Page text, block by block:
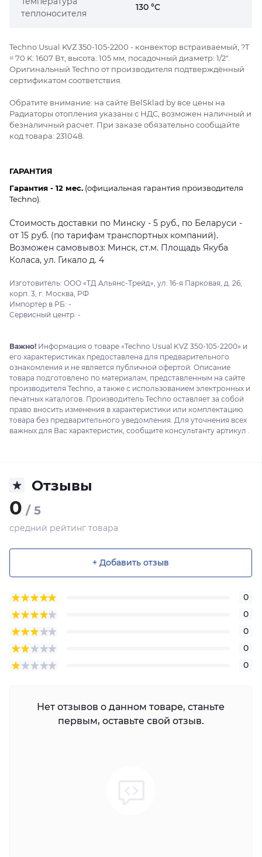
теплоносителя
130 °C
Techno Usual KVZ 350-105-2200 - конвектор встраиваемый, ?Т
= 70 K: 1607 Вт, высота: 105 мм, посадочный диаметр: 1/2".
Оригинальный Techno от производителя подтверждённый
сертификатом соответствия.
Обратите внимание: на сайте BelSklad.by все цены на
Радиаторы отопления указаны с НДС, возможен наличный и
безналичный расчет. При заказе обязательно сообщайте
код товара: 231048.
ГАРАНТИЯ
Гарантия - 12 мес. (официальная гарантия производителя
Techno).
Стоимость доставки по Минску - 5 руб., по Беларуси -
от 15 руб. (по тарифам транспортных компаний).
Возможен самовывоз: Минск, ст.м. Площадь Якуба
Коласа, ул. Гикало д. 4
Изготовитель: ООО «ТД Альянс-Трейд», ул. 16-я Парковая, д. 26,
корп. 3, г. Москва, РФ
Импортер в РБ: -
Сервисный центр: -
Важно! Информация о товаре «Techno Usual KVZ 350-105-2200» и
его характеристиках предоставлена для предварительного
ознакомления и не является публичной офертой. Описание
товара подготовлено по материалам, представленным на сайте
производителя Techno, а также с использованием электронных и
печатных каталогов. Производитель Techno оставляет за собой
право вносить изменения в характеристики или комплектацию
товара без предварительного уведомления. Для уточнения всех
важных для Вас характеристик, сообщите консультанту артикул .
Отзывы
0 / 5
средний рейтинг товара
+ Добавить отзыв
0
0
0
0
0
Нет отзывов о данном товаре, станьте
первым, оставьте свой отзыв.